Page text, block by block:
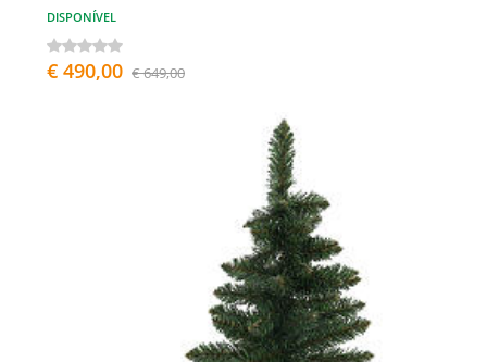
DISPONÍVEL
€ 490,00 € 649,00